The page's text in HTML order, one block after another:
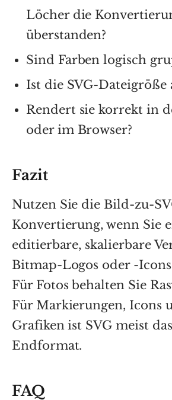
Löcher die
überstanden?
Sind Farben logisch
Ist die SVG-Dateigröße
Rendert sie korrekt in
oder im Browser?
Fazit
Nutzen Sie die Bild-zu-
Konvertierung, wenn Sie
editierbare, skalierbare
Bitmap-Logos oder -
Für Fotos behalten Sie
Für Markierungen, Icons
Grafiken ist SVG meist
Endformat.
FAQ